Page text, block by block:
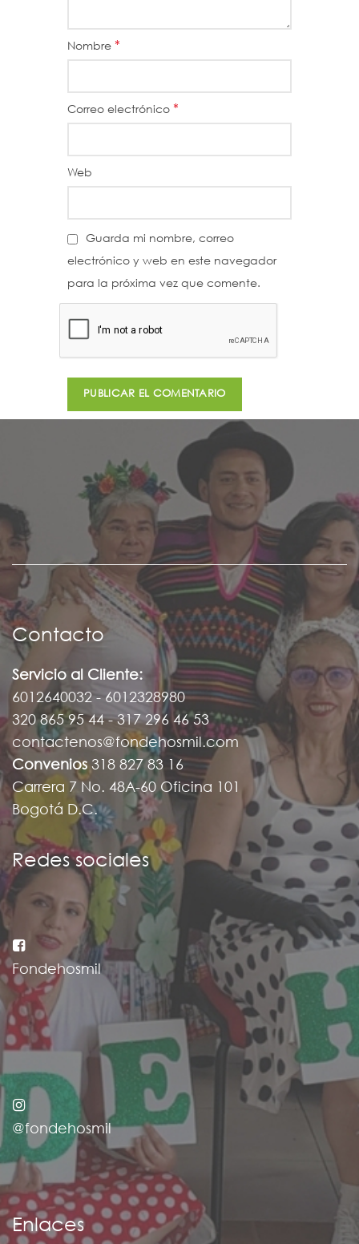
Nombre *
Correo electrónico *
Web
Guarda mi nombre, correo
electrónico y web en este navegador
para la próxima vez que comente.
Contacto
Servicio al Cliente:
6012640032 - 6012328980
320 865 95 44 - 317 296 46 53
contactenos@fondehosmil.com
Convenios 318 827 83 16
Carrera 7 No. 48A-60 Oficina 101
Bogotá D.C.
Redes sociales
Fondehosmil
@fondehosmil
Enlaces